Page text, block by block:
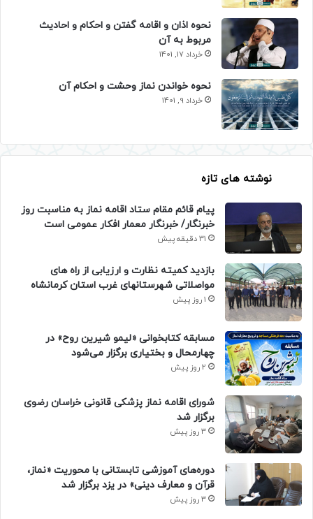
نحوه اذان و اقامه گفتن و احکام و احادیث
مربوط به آن
خرداد 17, 1401
نحوه خواندن نماز وحشت و احکام آن
خرداد 9, 1401
نوشته های تازه
پیام قائم مقام ستاد اقامه نماز به مناسبت روز
خبرنگار/ خبرنگار معمار افکار عمومی است
31 دقیقه پیش
بازدید کمیته نظارت و ارزیابی از راه های
مواصلاتی شهرستانهای غرب استان کرمانشاه
1 روز پیش
مسابقه کتابخوانی «لیمو شیرین روح» در
چهارمحال و بختیاری برگزار می‌شود
2 روز پیش
شورای اقامه نماز پزشکی قانونی خراسان رضوی
برگزار شد
3 روز پیش
دوره‌های آموزشی تابستانی با محوریت «نماز،
قرآن و معارف دینی» در یزد برگزار شد
3 روز پیش